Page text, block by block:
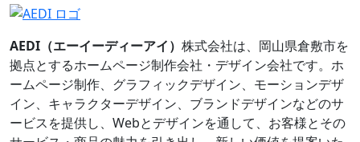
AEDI（エーイーディーアイ） 株式会社は、岡山県倉敷市を
拠点とするホームページ制作会社・デザイン会社です。ホ
ームページ制作、グラフィックデザイン、モーションデザ
イン、キャラクターデザイン、ブランドデザインなどのサ
ービスを提供し、Webとデザインを通して、お客様とその